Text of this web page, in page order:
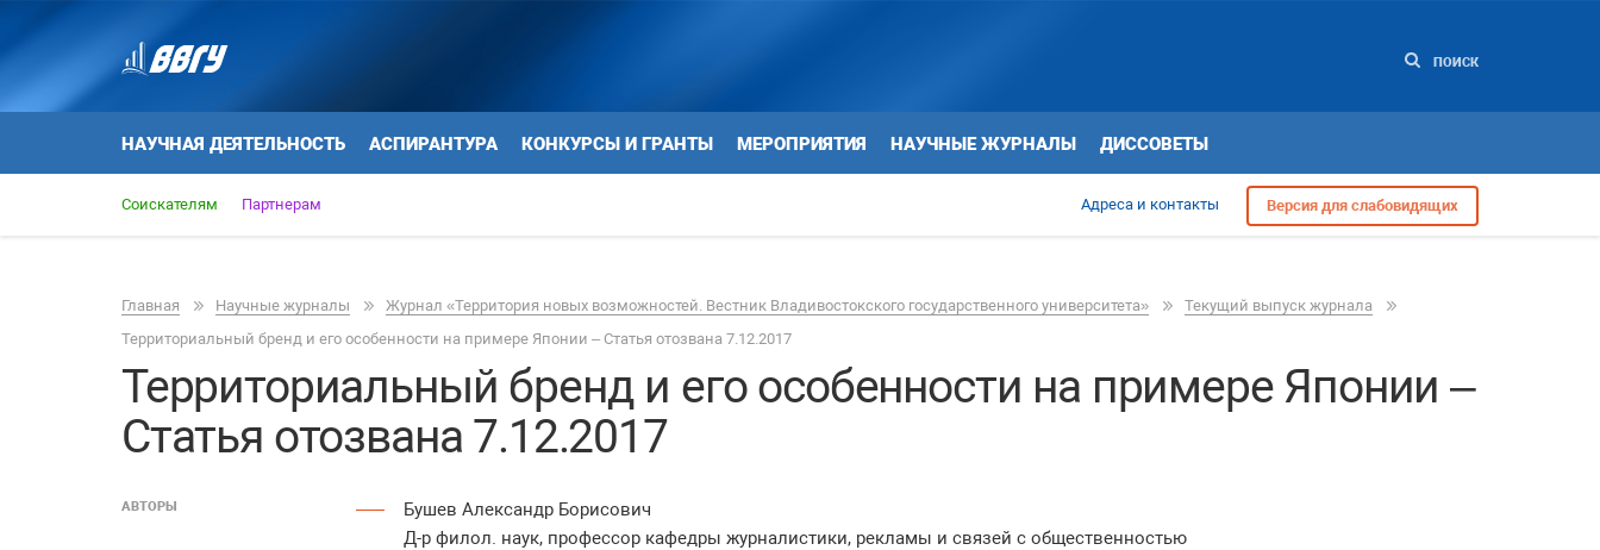
ПОИСК
НАУЧНАЯ ДЕЯТЕЛЬНОСТЬ АСПИРАНТУРА КОНКУРСЫ И ГРАНТЫ МЕРОПРИЯТИЯ НАУЧНЫЕ ЖУРНАЛЫ ДИССОВЕТЫ
Соискателям Партнерам Адреса и контакты Версия для слабовидящих
Главная Научные журналы Журнал «Территория новых возможностей. Вестник Владивостокского государственного университета»
Текущий выпуск журнала
Территориальный бренд и его особенности на примере Японии – Статья отозвана 7.12.2017
Территориальный бренд и его особенности на примере Японии –
Статья отозвана 7.12.2017
АВТОРЫ
Бушев Александр Борисович
Д-р филол. наук, профессор кафедры журналистики, рекламы и связей с общественностью